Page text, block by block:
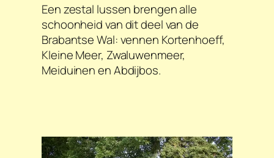
Een zestal lussen brengen alle
schoonheid van dit deel van de
Brabantse Wal: vennen Kortenhoeff,
Kleine Meer, Zwaluwenmeer,
Meiduinen en Abdijbos.